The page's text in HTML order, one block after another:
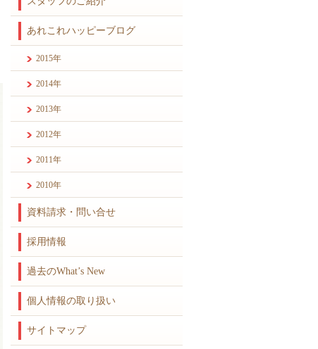
あれこれハッピーブログ
2015年
2014年
2013年
2012年
2011年
2010年
資料請求・問い合せ
採用情報
過去のWhat’s New
個人情報の取り扱い
サイトマップ